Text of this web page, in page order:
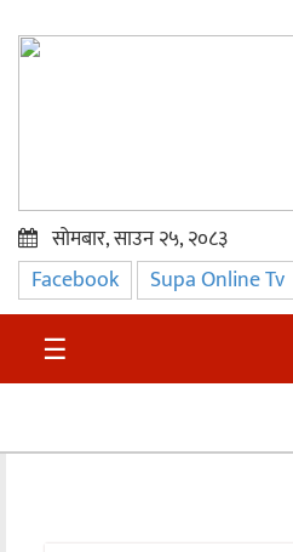
प्रमुख
समाचार
सुदुर
सोमबार, साउन २५, २०८३
Facebook Supa Online Tv
☰